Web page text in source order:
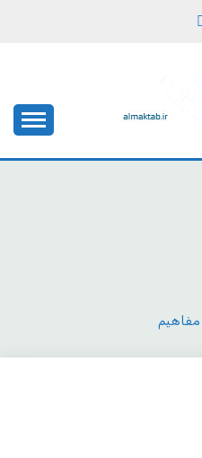
مفاهیم